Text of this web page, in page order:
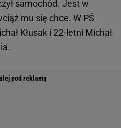
samochód. Jest w
mu się chce. W PŚ
Kłusak i 22-letni Michał